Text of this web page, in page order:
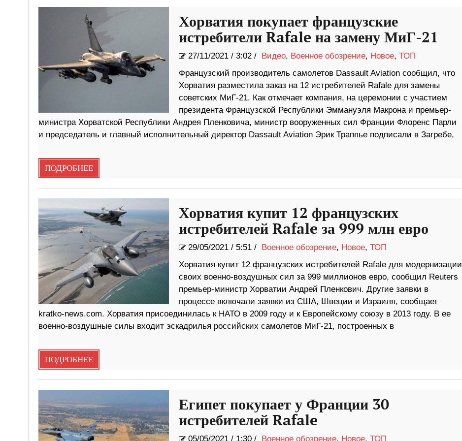
Хорватия покупает французские
истребители Rafale на замену МиГ-21
27/11/2021/ 3:02 / Видео, Военное обозрение, Новое, ТОП
Французский производитель самолетов Dassault Aviation сообщил, что
Хорватия разместила заказ на 12 истребителей Rafale для замены
советских МиГ-21. Как отмечает компания, на церемонии с участием
президента Французской Республики Эммануэля Макрона и премьер-
министра Хорватской Республики Андрея Пленковича, министр вооруженных сил Франции Флоренс Парли
и председатель и главный исполнительный директор Dassault Aviation Эрик Траппье подписали в Загребе,
ПОДРОБНЕЕ
Хорватия купит 12 французских
истребителей Rafale за 999 млн евро
29/05/2021/ 5:51 / Военное обозрение, Новое, ТОП
Хорватия купит 12 французских истребителей Rafale для модернизации
своих военно-воздушных сил за 999 миллионов евро, сообщил Reuters
премьер-министр Хорватии Андрей Пленкович. Другие заявки в
процессе включали заявки из США, Швеции и Израиля, сообщает
kratko-news.com. Хорватия присоединилась к НАТО в 2009 году и к Европейскому союзу в 2013 году. В ее
военно-воздушные силы входит эскадрилья российских самолетов МиГ-21, построенных в
ПОДРОБНЕЕ
Египет покупает у Франции 30
истребителей Rafale
05/05/2021/ 1:30 / Военное обозрение, Новое, ТОП